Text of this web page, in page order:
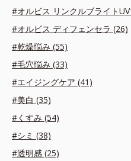
#オルビス リンクルブライト
#オルビス ディフェンセラ (26)
#乾燥悩み (55)
#毛穴悩み (33)
#エイジングケア (41)
#美白 (35)
#くすみ (54)
#シミ (38)
#透明感 (25)